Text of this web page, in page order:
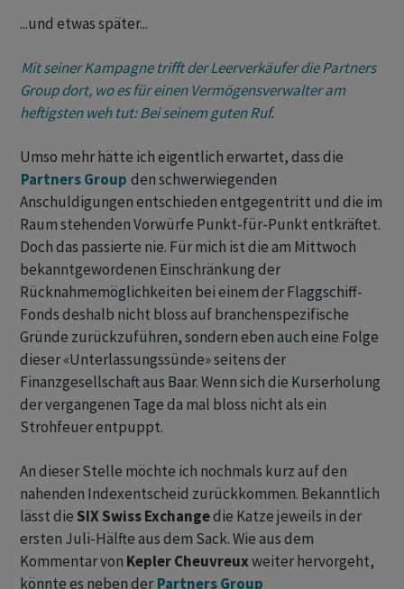
...und etwas später...
Mit seiner Kampagne trifft der Leerverkäufer die Partners
Group dort, wo es für einen Vermögensverwalter am
heftigsten weh tut: Bei seinem guten Ruf.
Umso mehr hätte ich eigentlich erwartet, dass die
Partners Group den schwerwiegenden
Anschuldigungen entschieden entgegentritt und die im
Raum stehenden Vorwürfe Punkt-für-Punkt entkräftet.
Doch das passierte nie. Für mich ist die am Mittwoch
bekanntgewordenen Einschränkung der
Rücknahmemöglichkeiten bei einem der Flaggschiff-
Fonds deshalb nicht bloss auf branchenspezifische
Gründe zurückzuführen, sondern eben auch eine Folge
dieser «Unterlassungssünde» seitens der
Finanzgesellschaft aus Baar. Wenn sich die Kurserholung
der vergangenen Tage da mal bloss nicht als ein
Strohfeuer entpuppt.
An dieser Stelle möchte ich nochmals kurz auf den
nahenden Indexentscheid zurückkommen. Bekanntlich
lässt die SIX Swiss Exchangedie Katze jeweils in der
ersten Juli-Hälfte aus dem Sack. Wie aus dem
Kommentar von Kepler Cheuvreuxweiter hervorgeht,
könnte es neben der Partners Group